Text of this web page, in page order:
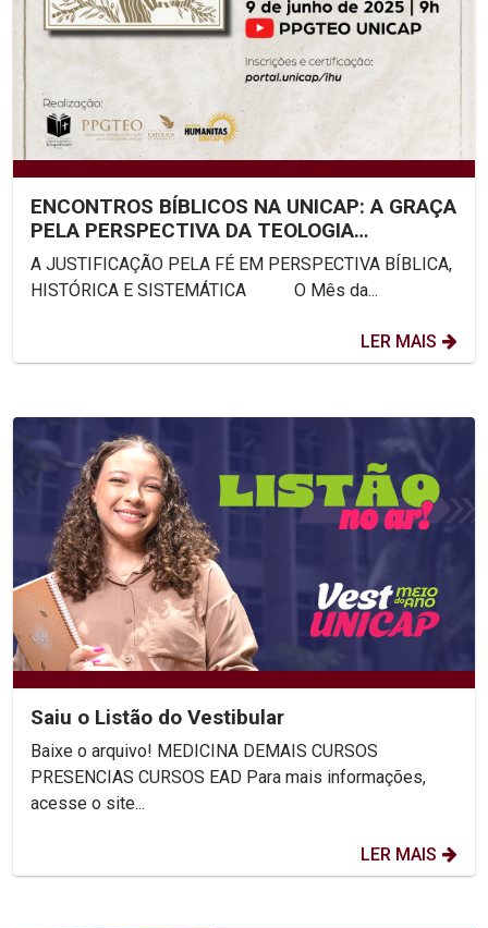
ENCONTROS BÍBLICOS NA UNICAP: A GRAÇA
PELA PERSPECTIVA DA TEOLOGIA
SISTEMÁTICA
A JUSTIFICAÇÃO PELA FÉ EM PERSPECTIVA BÍBLICA,
HISTÓRICA E SISTEMÁTICA O Mês da...
LER MAIS
Saiu o Listão do Vestibular
Baixe o arquivo! MEDICINA DEMAIS CURSOS
PRESENCIAS CURSOS EAD Para mais informações,
acesse o site...
LER MAIS